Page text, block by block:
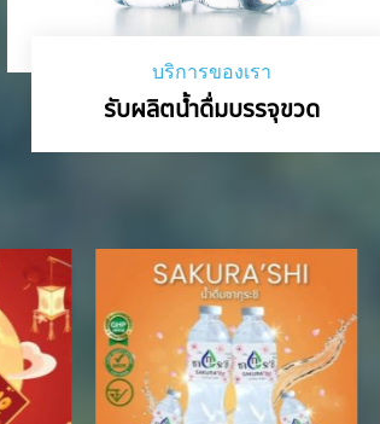
บริการของเรา
รับผลิตน้ำดื่มบรรจุขวด